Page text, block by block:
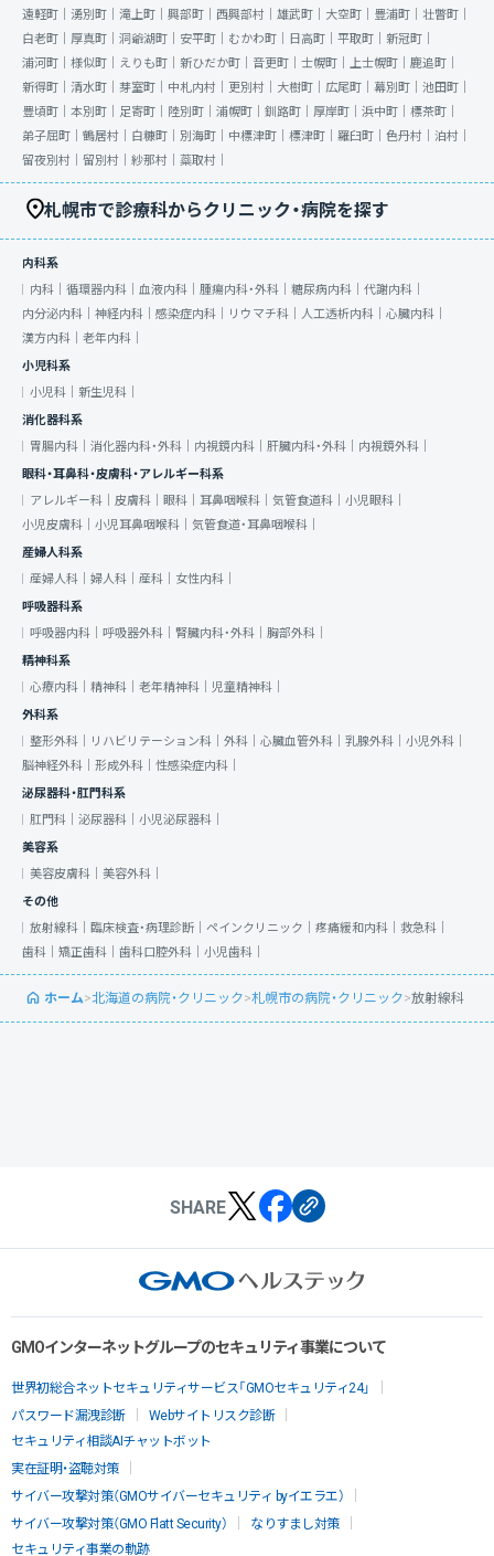
遠軽町｜ 湧別町｜ 滝上町｜ 興部町｜ 西興部村｜ 雄武町｜ 大空町｜ 豊浦町｜ 壮瞥町｜
白老町｜ 厚真町｜ 洞爺湖町｜ 安平町｜ むかわ町｜ 日高町｜ 平取町｜ 新冠町｜
浦河町｜ 様似町｜ えりも町｜ 新ひだか町｜ 音更町｜ 士幌町｜ 上士幌町｜ 鹿追町｜
新得町｜ 清水町｜ 芽室町｜ 中札内村｜ 更別村｜ 大樹町｜ 広尾町｜ 幕別町｜ 池田町｜
豊頃町｜ 本別町｜ 足寄町｜ 陸別町｜ 浦幌町｜ 釧路町｜ 厚岸町｜ 浜中町｜ 標茶町｜
弟子屈町｜ 鶴居村｜ 白糠町｜ 別海町｜ 中標津町｜ 標津町｜ 羅臼町｜ 色丹村｜ 泊村｜
留夜別村｜ 留別村｜ 紗那村｜ 蘂取村｜
札幌市で診療科からクリニック・病院を探す
内科系
内科｜ 循環器内科｜ 血液内科｜ 腫瘍内科・外科｜ 糖尿病内科｜ 代謝内科｜
内分泌内科｜ 神経内科｜ 感染症内科｜ リウマチ科｜ 人工透析内科｜ 心臓内科｜
漢方内科｜ 老年内科｜
小児科系
小児科｜ 新生児科｜
消化器科系
胃腸内科｜ 消化器内科・外科｜ 内視鏡内科｜ 肝臓内科・外科｜ 内視鏡外科｜
眼科・耳鼻科・皮膚科・アレルギー科系
アレルギー科｜ 皮膚科｜ 眼科｜ 耳鼻咽喉科｜ 気管食道科｜ 小児眼科｜
小児皮膚科｜ 小児耳鼻咽喉科｜ 気管食道・耳鼻咽喉科｜
産婦人科系
産婦人科｜ 婦人科｜ 産科｜ 女性内科｜
呼吸器科系
呼吸器内科｜ 呼吸器外科｜ 腎臓内科・外科｜ 胸部外科｜
精神科系
心療内科｜ 精神科｜ 老年精神科｜ 児童精神科｜
外科系
整形外科｜
リハビリテーション科｜ 外科｜ 心臓血管外科｜ 乳腺外科｜ 小児外科｜
脳神経外科｜ 形成外科｜ 性感染症内科｜
泌尿器科・肛門科系
肛門科｜ 泌尿器科｜ 小児泌尿器科｜
美容系
美容皮膚科｜ 美容外科｜
その他
放射線科｜ 臨床検査・病理診断｜ ペインクリニック｜ 疼痛緩和内科｜ 救急科｜
歯科｜ 矯正歯科｜ 歯科口腔外科｜ 小児歯科｜
ホーム>北海道の病院・クリニック>札幌市の病院・クリニック>放射線科
SHARE
GMOインターネットグループのセキュリティ事業について
世界初総合ネットセキュリティサービス「GMOセキュリティ24」
パスワード漏洩診断
Webサイトリスク診断
セキュリティ相談AIチャットボット
実在証明・盗聴対策
サイバー攻撃対策（GMOサイバーセキュリティ byイエラエ）
サイバー攻撃対策（GMO Flatt Security）
なりすまし対策
セキュリティ事業の軌跡